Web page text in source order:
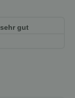
sehr gut